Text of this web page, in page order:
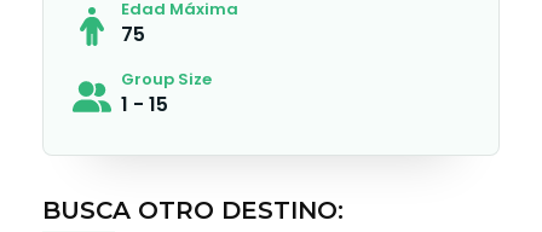
Edad Máxima
75
Group Size
1 - 15
BUSCA OTRO DESTINO: